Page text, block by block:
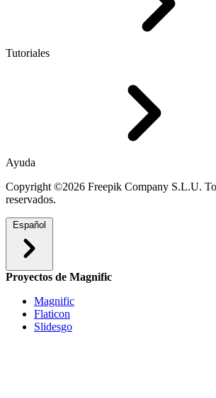
Tutoriales
Ayuda
Copyright ©2026 Freepik Company S.L.U.
reservados.
Español
Proyectos de Magnific
Magnific
Flaticon
Slidesgo